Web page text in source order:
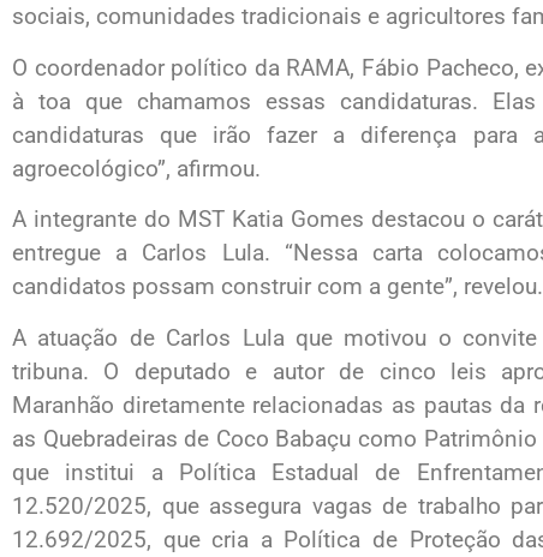
sociais, comunidades tradicionais e agricultores
O coordenador político da RAMA, Fábio Pacheco,
à toa que chamamos essas candidaturas.
candidaturas que irão fazer a diferença para
agroecológico”, afirmou.
A integrante do MST Katia Gomes destacou o
entregue a Carlos Lula. “Nessa carta
candidatos possam construir com a gente”, revelou.
A atuação de Carlos Lula que motivou o
tribuna. O deputado e autor de cinco leis
Maranhão diretamente relacionadas as pautas da
as Quebradeiras de Coco Babaçu como
que institui a Política Estadual de
12.520/2025, que assegura vagas de trabalho
12.692/2025, que cria a Política de Proteção